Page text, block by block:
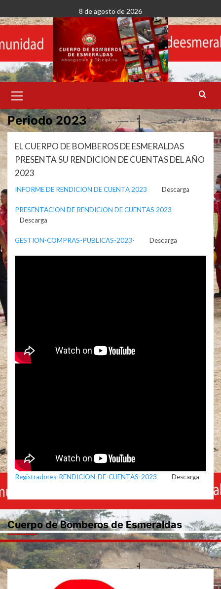
al
8 de agosto de 2026
primario
Periodo 2023
EL CUERPO DE BOMBEROS DE ESMERALDAS
PRESENTA SU RENDICION DE CUENTAS DEL AÑO
2023
INFORME DE RENDICION DE CUENTA 2023 Descarga
PRESENTACION DE RENDICION DE CUENTAS 2023
Descarga
GESTION-COMPRAS-PUBLICAS-2023- Descarga
Registradores-RENDICION-DE-CUENTAS-2023 Descarga
Cuerpo de Bomberos de Esmeraldas